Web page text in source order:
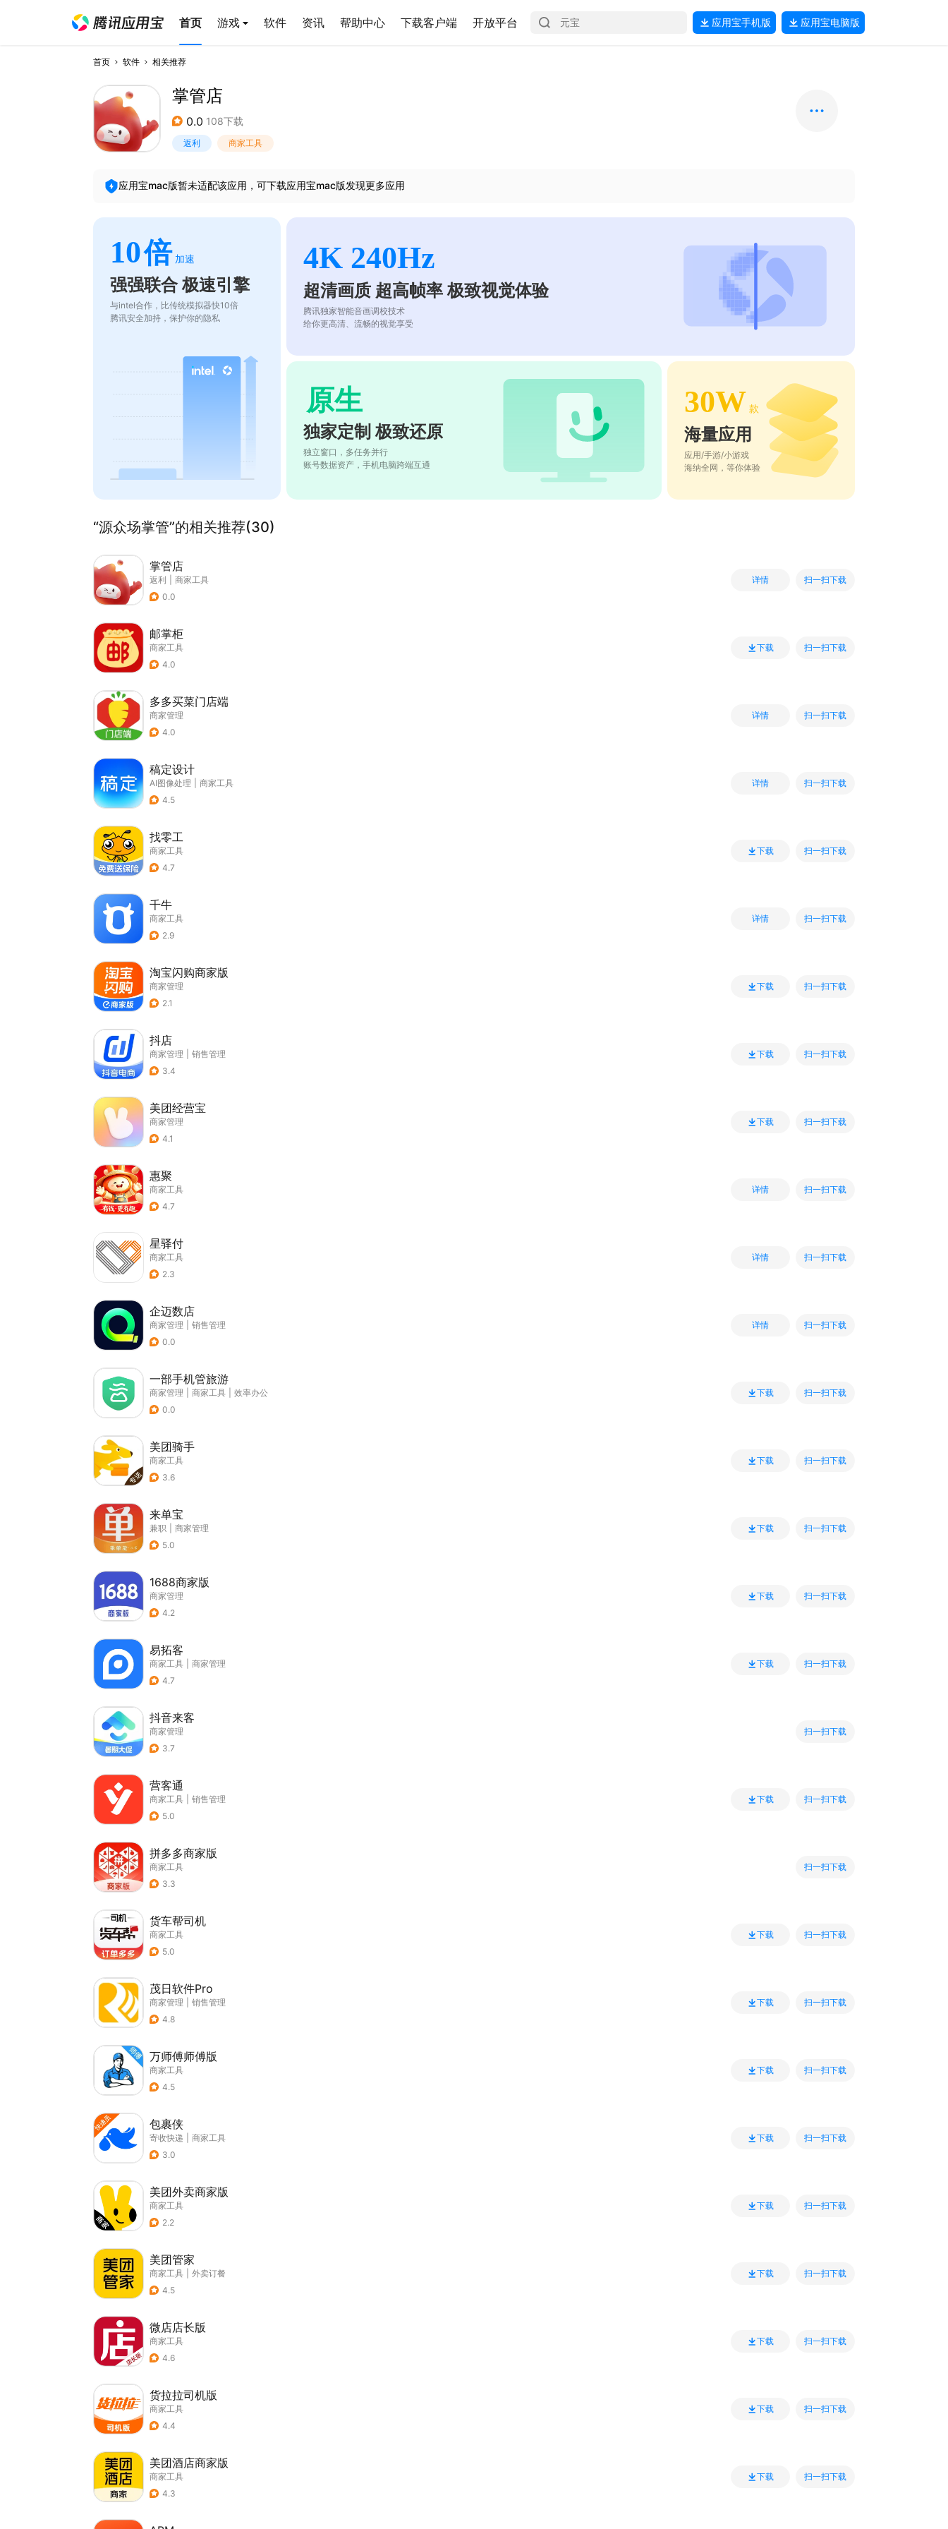
首页 游戏 软件 资讯 帮助中心 下载客户端 开放平台 应用宝手机版 应用宝电脑版
首页 软件 相关推荐
掌管店
0.0 108下载
返利 商家工具
应用宝mac版暂未适配该应用，可下载应用宝mac版发现更多应用
10倍 加速
强强联合 极速引擎
与intel合作，比传统模拟器快10倍
腾讯安全加持，保护你的隐私
4K 240Hz
超清画质 超高帧率 极致视觉体验
腾讯独家智能音画调校技术
给你更高清、流畅的视觉享受
原生
独家定制 极致还原
独立窗口，多任务并行
账号数据资产，手机电脑跨端互通
30W 款
海量应用
应用/手游/小游戏
海纳全网，等你体验
“源众场掌管”的相关推荐(30)
掌管店
返利
商家工具
0.0
详情 扫一扫下载
邮掌柜
商家工具
4.0
下载 扫一扫下载
多多买菜门店端
商家管理
4.0
详情 扫一扫下载
稿定设计
AI图像处理
商家工具
4.5
详情 扫一扫下载
找零工
商家工具
4.7
下载 扫一扫下载
千牛
商家工具
2.9
详情 扫一扫下载
淘宝闪购商家版
商家管理
2.1
下载 扫一扫下载
抖店
商家管理
销售管理
3.4
下载 扫一扫下载
美团经营宝
商家管理
4.1
下载 扫一扫下载
惠聚
商家工具
4.7
详情 扫一扫下载
星驿付
商家工具
2.3
详情 扫一扫下载
企迈数店
商家管理
销售管理
0.0
详情 扫一扫下载
一部手机管旅游
商家管理 商家工具
效率办公
0.0
下载 扫一扫下载
美团骑手
商家工具
3.6
下载 扫一扫下载
来单宝
兼职
商家管理
5.0
下载 扫一扫下载
1688商家版
商家管理
4.2
下载 扫一扫下载
易拓客
商家工具
商家管理
4.7
下载 扫一扫下载
抖音来客
商家管理
3.7
扫一扫下载
营客通
商家工具
销售管理
5.0
下载 扫一扫下载
拼多多商家版
商家工具
3.3
扫一扫下载
货车帮司机
商家工具
5.0
下载 扫一扫下载
茂日软件Pro
商家管理
销售管理
4.8
下载 扫一扫下载
万师傅师傅版
商家工具
4.5
下载 扫一扫下载
包裹侠
寄收快递
商家工具
3.0
下载 扫一扫下载
美团外卖商家版
商家工具
2.2
下载 扫一扫下载
美团管家
商家工具
外卖订餐
4.5
下载 扫一扫下载
微店店长版
商家工具
4.6
下载 扫一扫下载
货拉拉司机版
商家工具
4.4
下载 扫一扫下载
美团酒店商家版
商家工具
4.3
下载 扫一扫下载